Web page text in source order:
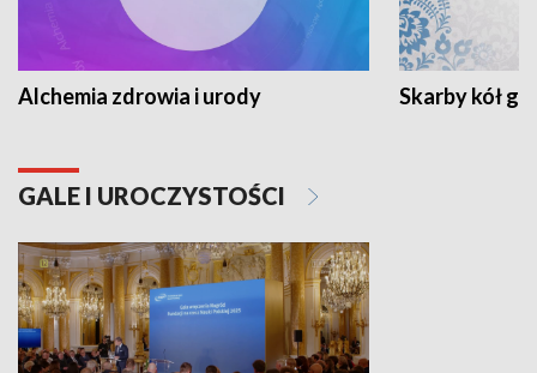
Alchemia zdrowia i urody Skarby kół
GALE I UROCZYSTOŚCI